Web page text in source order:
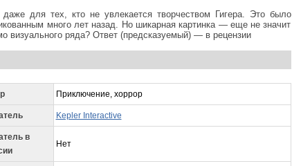
для тех, кто не увлекается творчеством Гигера. Это было
много лет назад. Но шикарная картинка — еще не значит
визуального ряда? Ответ (предсказуемый) — в рецензии
Приключение, хоррор
Kepler Interactive
в
Нет